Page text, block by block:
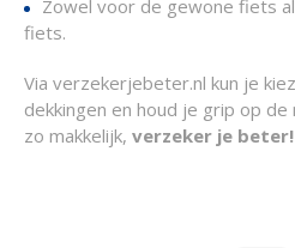
Zowel voor de gewone fiets
fiets.
Via verzekerjebeter.nl kun je
dekkingen en houd je grip op
zo makkelijk, verzeker je beter!